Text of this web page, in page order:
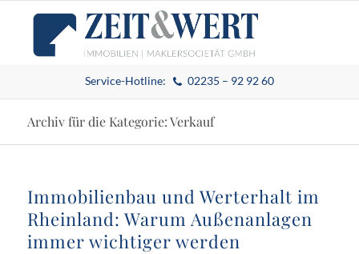
Service-Hotline: 02235 – 92 92 60
Archiv für die Kategorie: Verkauf
Immobilienbau und Werterhalt im
Rheinland: Warum Außenanlagen
immer wichtiger werden